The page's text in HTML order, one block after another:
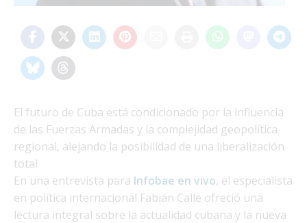
El futuro de Cuba está condicionado por la influencia
de las Fuerzas Armadas y la complejidad geopolítica
regional, alejando la posibilidad de una liberalización
total
En una entrevista para Infobae en vivo, el especialista
en política internacional Fabián Calle ofreció una
lectura integral sobre la actualidad cubana y la nueva